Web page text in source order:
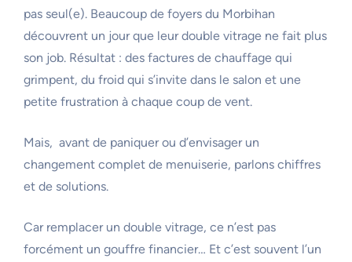
pas seul(e). Beaucoup de foyers du Morbihan
découvrent un jour que leur double vitrage ne fait plus
son job. Résultat : des factures de chauffage qui
grimpent, du froid qui s’invite dans le salon et une
petite frustration à chaque coup de vent.
Mais, avant de paniquer ou d’envisager un
changement complet de menuiserie, parlons chiffres
et de solutions.
Car remplacer un double vitrage, ce n’est pas
forcément un gouffre financier… Et c’est souvent l’un